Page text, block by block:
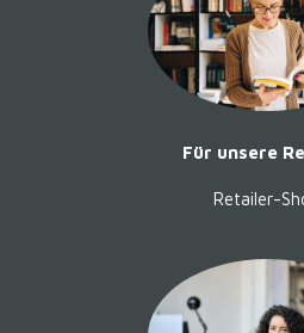
Für unsere
Retailer-